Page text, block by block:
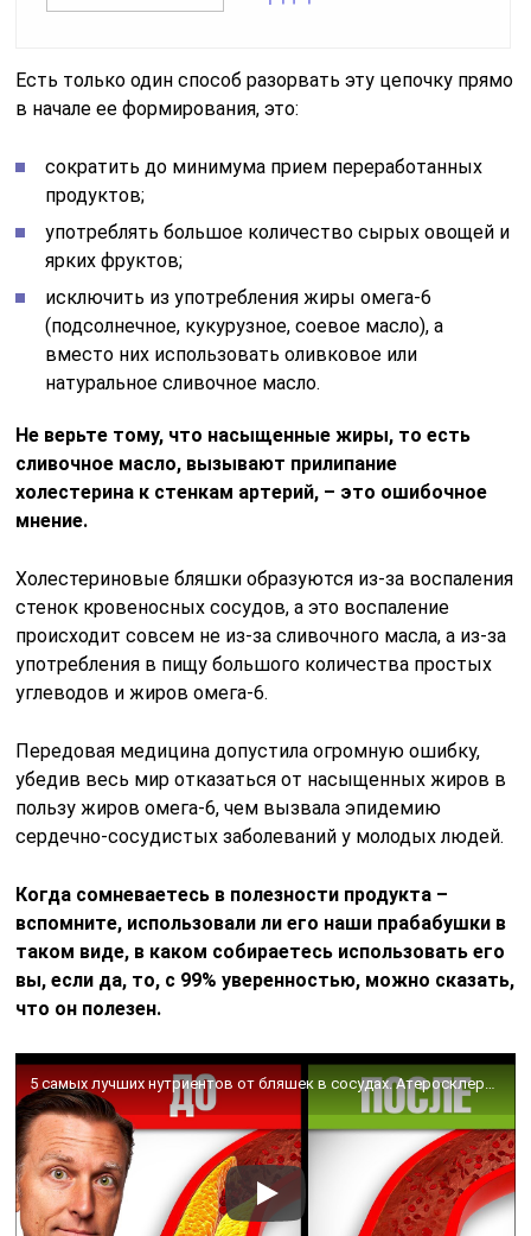
Есть только один способ разорвать эту цепочку прямо
в начале ее формирования, это:
сократить до минимума прием переработанных
продуктов;
употреблять большое количество сырых овощей и
ярких фруктов;
исключить из употребления жиры омега-6
(подсолнечное, кукурузное, соевое масло), а
вместо них использовать оливковое или
натуральное сливочное масло.
Не верьте тому, что насыщенные жиры, то есть
сливочное масло, вызывают прилипание
холестерина к стенкам артерий, – это ошибочное
мнение.
Холестериновые бляшки образуются из-за воспаления
стенок кровеносных сосудов, а это воспаление
происходит совсем не из-за сливочного масла, а из-за
употребления в пищу большого количества простых
углеводов и жиров омега-6.
Передовая медицина допустила огромную ошибку,
убедив весь мир отказаться от насыщенных жиров в
пользу жиров омега-6, чем вызвала эпидемию
сердечно-сосудистых заболеваний у молодых людей.
Когда сомневаетесь в полезности продукта –
вспомните, использовали ли его наши прабабушки в
таком виде, в каком собираетесь использовать его
вы, если да, то, с 99% уверенностью, можно сказать,
что он полезен.